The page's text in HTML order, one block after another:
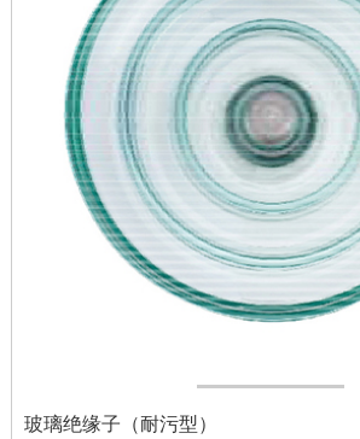
玻璃绝缘子（耐污型）